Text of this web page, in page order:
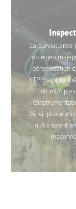
La surveillance
un enjeu
pérennisation
LTPP sont
de
Ainsi, plusieurs
qu'ils soient